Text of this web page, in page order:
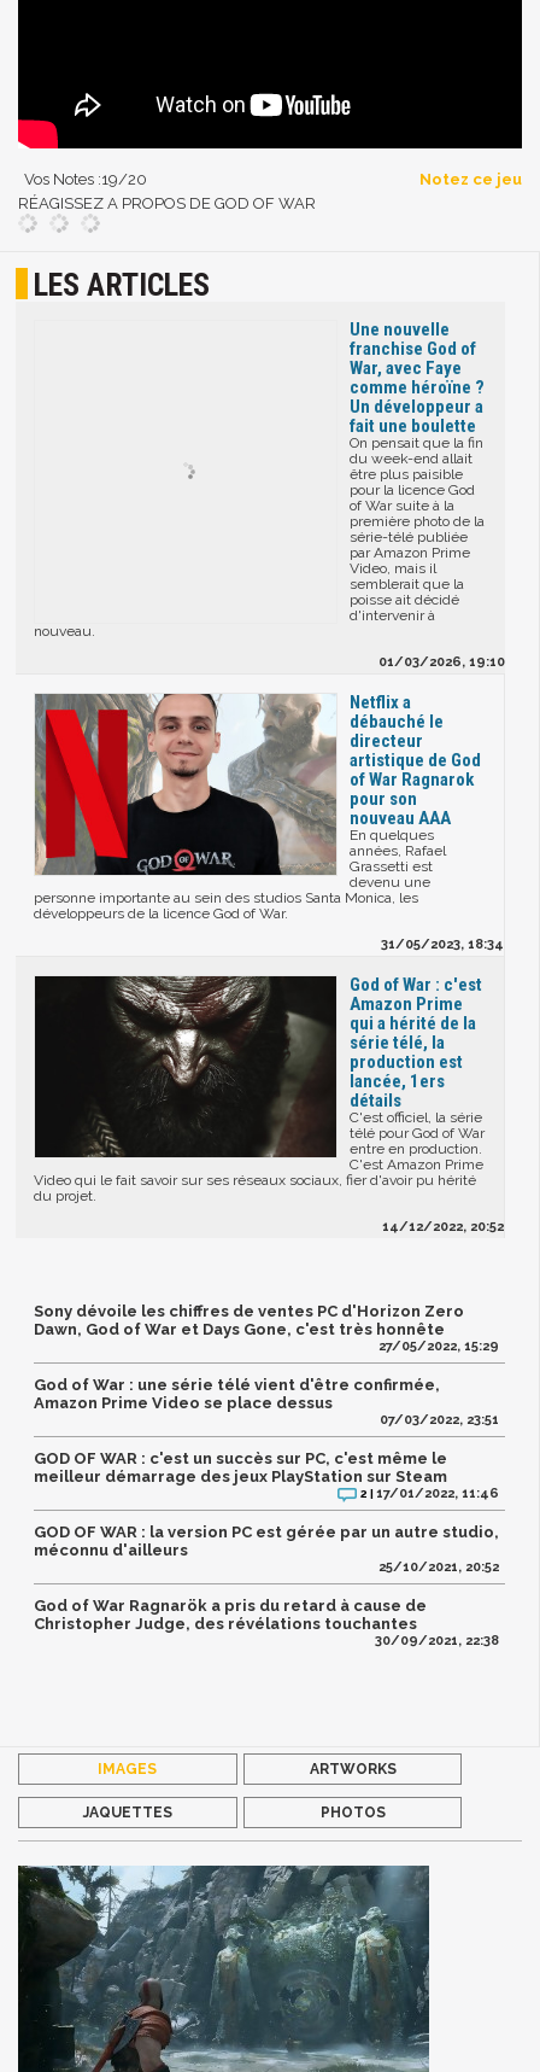
Vos Notes :19/20
Notez ce jeu
RÉAGISSEZ A PROPOS DE GOD OF WAR
LES ARTICLES
Une nouvelle
franchise God of
War, avec Faye
comme héroïne ?
Un développeur a
fait une boulette
On pensait que la fin
du week-end allait
être plus paisible
pour la licence God
of War suite à la
première photo de la
série-télé publiée
par Amazon Prime
Video, mais il
semblerait que la
poisse ait décidé
d'intervenir à
nouveau.
01/03/2026, 19:10
Netflix a
débauché le
directeur
artistique de God
of War Ragnarok
pour son
nouveau AAA
En quelques
années, Rafael
Grassetti est
devenu une
personne importante au sein des studios Santa Monica, les
développeurs de la licence God of War.
31/05/2023, 18:34
God of War : c'est
Amazon Prime
qui a hérité de la
série télé, la
production est
lancée, 1ers
détails
C'est officiel, la série
télé pour God of War
entre en production.
C'est Amazon Prime
Video qui le fait savoir sur ses réseaux sociaux, fier d'avoir pu hérité
du projet.
14/12/2022, 20:52
Sony dévoile les chiffres de ventes PC d'Horizon Zero
Dawn, God of War et Days Gone, c'est très honnête
27/05/2022, 15:29
God of War : une série télé vient d'être confirmée,
Amazon Prime Video se place dessus
07/03/2022, 23:51
GOD OF WAR : c'est un succès sur PC, c'est même le
meilleur démarrage des jeux PlayStation sur Steam
2 |17/01/2022, 11:46
GOD OF WAR : la version PC est gérée par un autre studio,
méconnu d'ailleurs
25/10/2021, 20:52
God of War Ragnarök a pris du retard à cause de
Christopher Judge, des révélations touchantes
30/09/2021, 22:38
IMAGES ARTWORKS
JAQUETTES PHOTOS